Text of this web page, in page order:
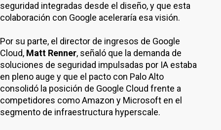
seguridad integradas desde el diseño, y que esta
colaboración con Google aceleraría esa visión.
Por su parte, el director de ingresos de Google
Cloud, Matt Renner, señaló que la demanda de
soluciones de seguridad impulsadas por IA estaba
en pleno auge y que el pacto con Palo Alto
consolidó la posición de Google Cloud frente a
competidores como Amazon y Microsoft en el
segmento de infraestructura hyperscale.